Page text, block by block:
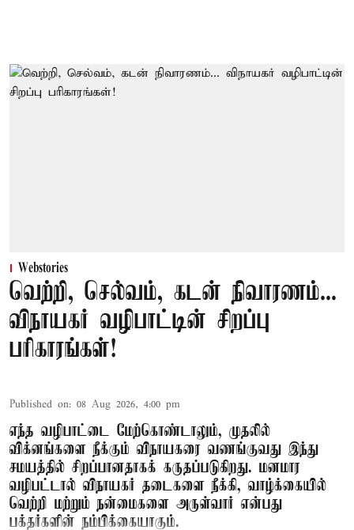
Webstories
வெற்றி, செல்வம், கடன் நிவாரணம்...
விநாயகர் வழிபாட்டின் சிறப்பு
பரிகாரங்கள்!
Published on: 08 Aug 2026, 4:00 pm
எந்த வழிபாட்டை மேற்கொண்டாலும், முதலில்
விக்னங்களை நீக்கும் விநாயகரை வணங்குவது இந்து
சமயத்தில் சிறப்பானதாகக் கருதப்படுகிறது. மனமார
வழிபட்டால் விநாயகர் தடைகளை நீக்கி, வாழ்க்கையில்
வெற்றி மற்றும் நன்மைகளை அருள்வார் என்பது
பக்தர்களின் நம்பிக்கையாகும்.